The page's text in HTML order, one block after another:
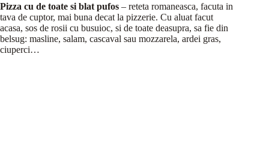
Pizza cu de toate si blat pufos – reteta romaneasca, facuta in
tava de cuptor, mai buna decat la pizzerie. Cu aluat facut
acasa, sos de rosii cu busuioc, si de toate deasupra, sa fie din
belsug: masline, salam, cascaval sau mozzarela, ardei gras,
ciuperci…